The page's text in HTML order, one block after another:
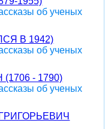
об ученых
В 1942)
об ученых
- 1790)
об ученых